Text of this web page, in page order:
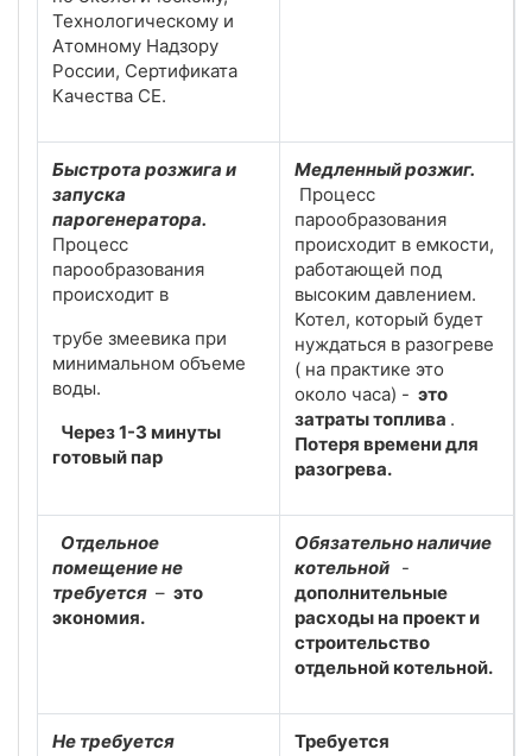
Технологическому и
Атомному Надзору
России, Сертификата
Качества CE.
Быстрота розжига и
запуска
парогенератора.
Процесс
парообразования
происходит в
трубе змеевика при
минимальном объеме
воды.
Через 1-3 минуты
готовый пар
Медленный розжиг.
Процесс
парообразования
происходит в емкости,
работающей под
высоким давлением.
Котел, который будет
нуждаться в разогреве
( на практике это
около часа) - это
затраты топлива .
Потеря времени для
разогрева.
Отдельное
помещение не
требуется – это
экономия.
Обязательно наличие
котельной -
дополнительные
расходы на проект и
строительство
отдельной котельной.
Не требуется
Требуется